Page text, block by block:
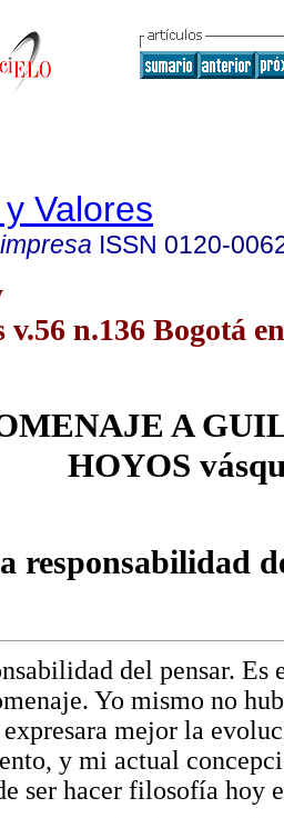
Valores
ISSN 0120-
v.56 n.136 Bogotá
A
HOYOS
responsabilidad
del pensar.
Yo mismo no
mejor la
y mi actual
ser hacer filosofía hoy